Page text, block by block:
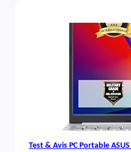
Test & Avis PC Portable